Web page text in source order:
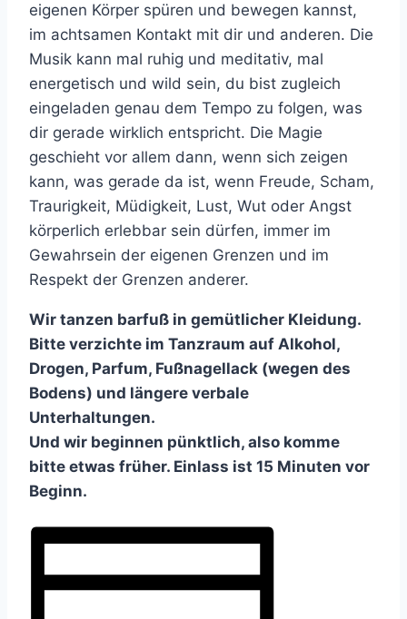
eigenen Körper spüren und bewegen kannst,
im achtsamen Kontakt mit dir und anderen. Die
Musik kann mal ruhig und meditativ, mal
energetisch und wild sein, du bist zugleich
eingeladen genau dem Tempo zu folgen, was
dir gerade wirklich entspricht. Die Magie
geschieht vor allem dann, wenn sich zeigen
kann, was gerade da ist, wenn Freude, Scham,
Traurigkeit, Müdigkeit, Lust, Wut oder Angst
körperlich erlebbar sein dürfen, immer im
Gewahrsein der eigenen Grenzen und im
Respekt der Grenzen anderer.
Wir tanzen barfuß in gemütlicher Kleidung.
Bitte verzichte im Tanzraum auf Alkohol,
Drogen, Parfum, Fußnagellack (wegen des
Bodens) und längere verbale
Unterhaltungen.
Und wir beginnen pünktlich, also komme
bitte etwas früher. Einlass ist 15 Minuten vor
Beginn.